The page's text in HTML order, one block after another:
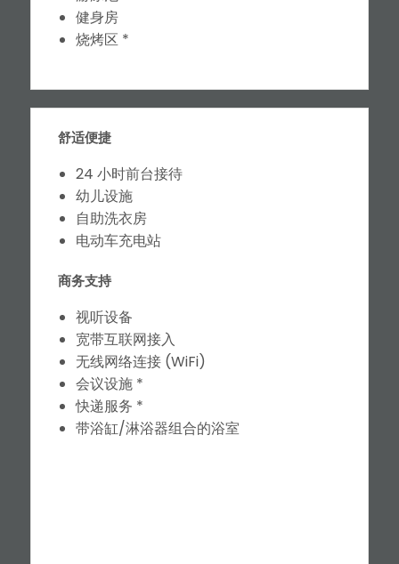
健身房
烧烤区 *
舒适便捷
24 小时前台接待
幼儿设施
自助洗衣房
电动车充电站
商务支持
视听设备
宽带互联网接入
无线网络连接 (WiFi)
会议设施 *
快递服务 *
带浴缸/淋浴器组合的浴室